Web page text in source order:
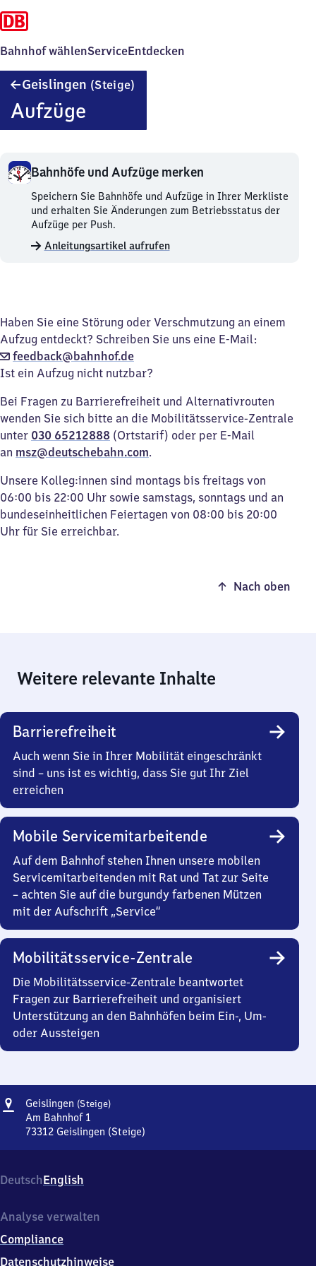
Bahnhof wählenServiceEntdecken
Geislingen (Steige)
Aufzüge
Bahnhöfe und Aufzüge merken
Bahnhöfe
und
Aufzüge
merken.
Speichern Sie Bahnhöfe und Aufzüge in Ihrer Merkliste
und erhalten Sie Änderungen zum Betriebsstatus der
Aufzüge per Push.
Anleitungsartikel aufrufen
Haben Sie eine Störung oder Verschmutzung an einem
Aufzug entdeckt? Schreiben Sie uns eine E-Mail:
feedback@bahnhof.de
Ist ein Aufzug nicht nutzbar?
Bei Fragen zu Barrierefreiheit und Alternativrouten
wenden Sie sich bitte an die Mobilitätsservice-Zentrale
unter 030 65212888 (Ortstarif) oder per E-Mail
an msz@deutschebahn.com.
Unsere Kolleg:innen sind montags bis freitags von
06:00 bis 22:00 Uhr sowie samstags, sonntags und an
bundeseinheitlichen Feiertagen von 08:00 bis 20:00
Uhr für Sie erreichbar.
Nach oben
Weitere relevante Inhalte
Barrierefreiheit
Auch wenn Sie in Ihrer Mobilität eingeschränkt
sind – uns ist es wichtig, dass Sie gut Ihr Ziel
erreichen
Mobile Servicemitarbeitende
Auf dem Bahnhof stehen Ihnen unsere mobilen
Servicemitarbeitenden mit Rat und Tat zur Seite
– achten Sie auf die burgundy farbenen Mützen
mit der Aufschrift „Service“
Mobilitätsservice-Zentrale
Die Mobilitätsservice-Zentrale beantwortet
Fragen zur Barrierefreiheit und organisiert
Unterstützung an den Bahnhöfen beim Ein-, Um-
oder Aussteigen
Adresse
Geislingen (Steige)Geislingen
Am Bahnhof 1
73312 Geislingen (Steige)
Am
Bahnhof
7
3
1
DeutschEnglish
Analyse verwalten
Compliance
Datenschutzhinweise